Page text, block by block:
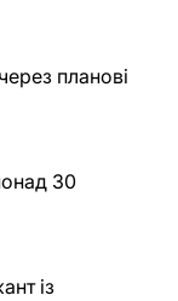
планові
30
із